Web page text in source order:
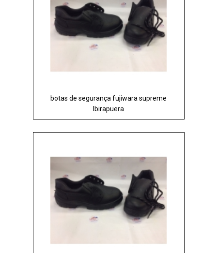
botas de segurança fujiwara supreme
Ibirapuera